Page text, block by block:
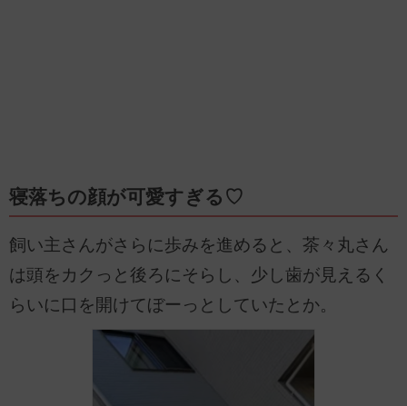
寝落ちの顔が可愛すぎる♡
飼い主さんがさらに歩みを進めると、茶々丸さん
は頭をカクっと後ろにそらし、少し歯が見えるく
らいに口を開けてぼーっとしていたとか。